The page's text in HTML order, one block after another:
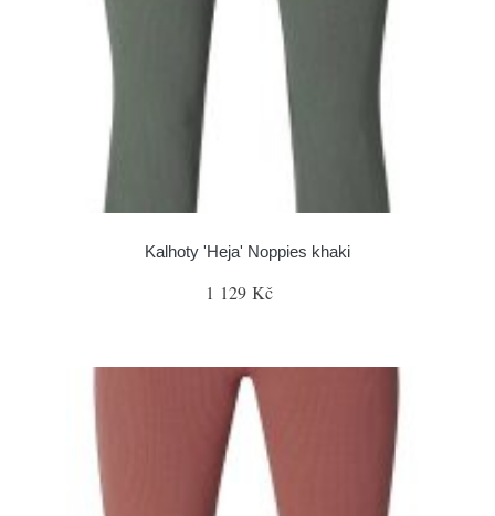
Kalhoty 'Heja' Noppies khaki
1 129 Kč